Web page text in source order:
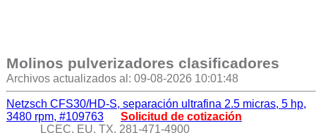
Molinos pulverizadores clasificadores
Archivos actualizados al: 09-08-2026 10:01:48
Netzsch CFS30/HD-S, separación ultrafina 2.5 micras, 5 hp,
3480 rpm, #109763
Solicitud de cotización
LCEC, EU, TX, 281-471-4900